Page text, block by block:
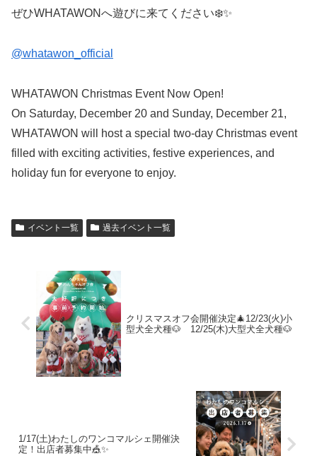
ぜひWHATAWONへ遊びに来てください❄️✨
@whatawon_official
WHATAWON Christmas Event Now Open!
On Saturday, December 20 and Sunday, December 21,
WHATAWON will host a special two-day Christmas event
filled with exciting activities, festive experiences, and
holiday fun for everyone to enjoy.
イベント一覧 過去イベント一覧
クリスマスオフ会開催決定🎄12/23(火)小
型犬全犬種🐶 12/25(木)大型犬全犬種🐶
1/17(土)わたしのワンコマルシェ開催決
定！出店者募集中🎪✨